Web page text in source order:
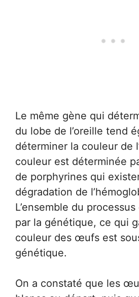
Le même gène qui
du lobe de l’oreille tend
déterminer la couleur de
couleur est déterminée
de porphyrines qui
dégradation de
L’ensemble du
par la génétique, ce qui
couleur des œufs est
génétique.
On a constaté que les